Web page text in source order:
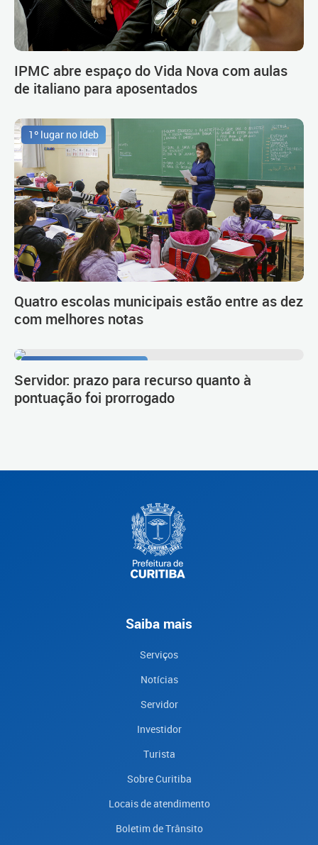
IPMC abre espaço do Vida Nova com aulas
de italiano para aposentados
1º lugar no Ideb
Quatro escolas municipais estão entre as dez
com melhores notas
Servidor: prazo para recurso quanto à
pontuação foi prorrogado
Saiba mais
Serviços
Notícias
Servidor
Investidor
Turista
Sobre Curitiba
Locais de atendimento
Boletim de Trânsito